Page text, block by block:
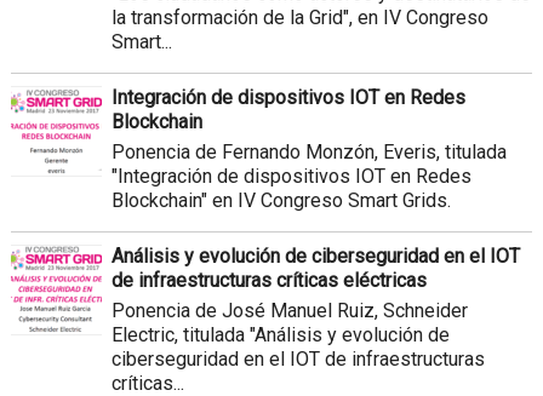
la transformación de la Grid", en IV Congreso
Smart...
Integración de dispositivos IOT en Redes
Blockchain
Ponencia de Fernando Monzón, Everis, titulada
"Integración de dispositivos IOT en Redes
Blockchain" en IV Congreso Smart Grids.
Análisis y evolución de ciberseguridad en el IOT
de infraestructuras críticas eléctricas
Ponencia de José Manuel Ruiz, Schneider
Electric, titulada "Análisis y evolución de
ciberseguridad en el IOT de infraestructuras
críticas...